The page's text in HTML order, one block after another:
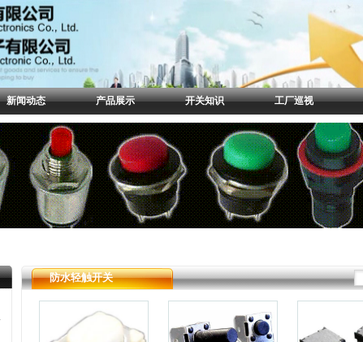
新闻动态 产品展示 开关知识 工厂巡视
防水轻触开关